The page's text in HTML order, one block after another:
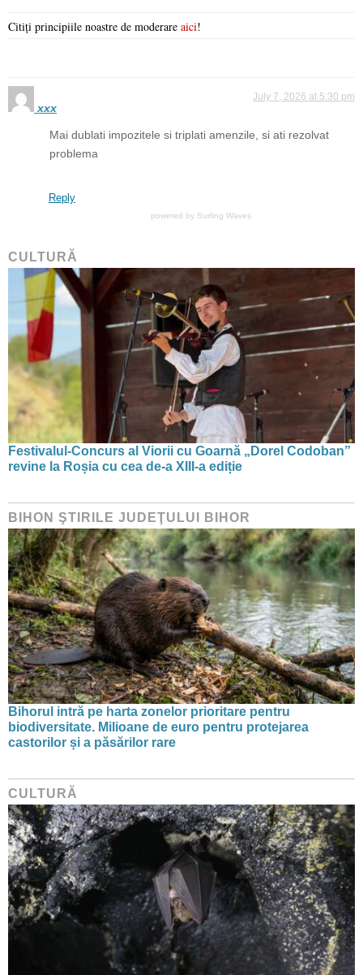
Citiți principiile noastre de moderare aici!
xxx
July 7, 2026 at 5:30 pm
Mai dublati impozitele si triplati amenzile, si ati rezolvat
problema
Reply
powered by Surfing Waves
CULTURĂ
Festivalul-Concurs al Viorii cu Goarnă „Dorel Codoban”
revine la Roșia cu cea de-a XIII-a ediție
BIHON ŞTIRILE JUDEŢULUI BIHOR
Bihorul intră pe harta zonelor prioritare pentru
biodiversitate. Milioane de euro pentru protejarea
castorilor și a păsărilor rare
CULTURĂ